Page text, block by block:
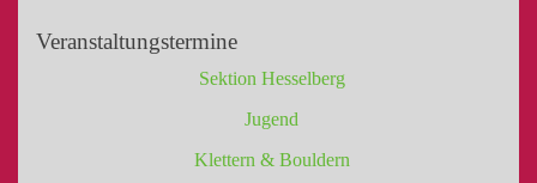
Veranstaltungstermine
Sektion Hesselberg
Jugend
Klettern & Bouldern